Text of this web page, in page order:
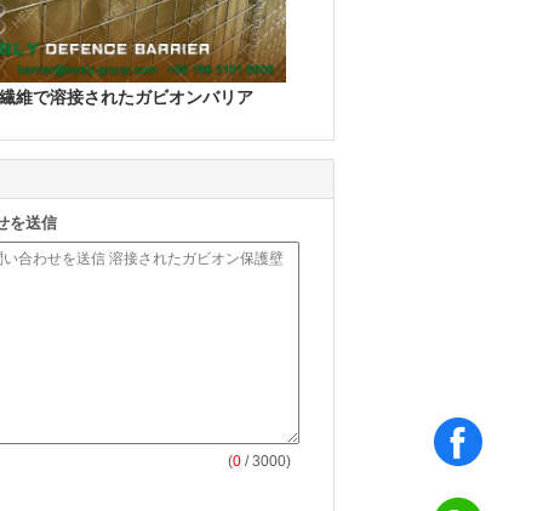
維で溶接されたガビオンバリア
を送信
(0 / 3000)